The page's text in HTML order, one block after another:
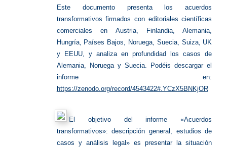
Este documento presenta los acuerdos
transformativos firmados con editoriales científicas
comerciales en Austria, Finlandia, Alemania,
Hungría, Países Bajos, Noruega, Suecia, Suiza, UK
y EEUU, y analiza en profundidad los casos de
Alemania, Noruega y Suecia.
Podéis descargar el
informe en:
https://zenodo.org/record/4543422#.YCzX5BNKjOR
El objetivo del informe «Acuerdos
transformativos»: descripción general, estudios de
casos y análisis legal» es presentar la situación